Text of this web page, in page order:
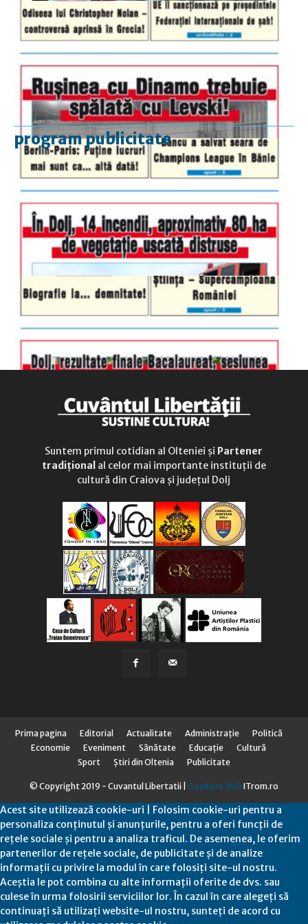
program publicitate
luni-vineri
9.00 - 17.00
duminică
9.00 - 12.00
Suntem primul cotidian al Olteniei și Partener
tradițional al celor mai importante instituții de
cultură din Craiova și județul Dolj
Prima pagina Editorial Actualitate Administraţie
Politică
Economie
Eveniment Sănătate Educaţie
Cultură
Sport
Știri din Oltenia Publicitate
© Copyright 2019 - Cuvantul Libertatii | Gazduire Web ITrom.ro
Acest site utilizează cookie-uri | Folosim cookie-uri pentru a
personaliza conținutul și anunțurile, pentru a oferi funcții de
rețele sociale și pentru a analiza traficul. De asemenea, le oferim
partenerilor de rețele sociale, de publicitate și de analize
informații cu privire la modul în care folosiți site-ul nostru.
Aceștia le pot combina cu alte informații oferite de dvs. sau
culese în urma folosirii serviciilor lor. În cazul în care alegeți să
continuați să utilizați website-ul nostru, sunteți de acord cu